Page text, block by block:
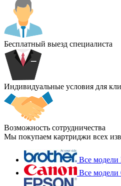
Бесплатный выезд специалиста
Индивидуальные условия для
Возможность сотрудничества
Мы покупаем картриджи всех
Все модели
Все модели